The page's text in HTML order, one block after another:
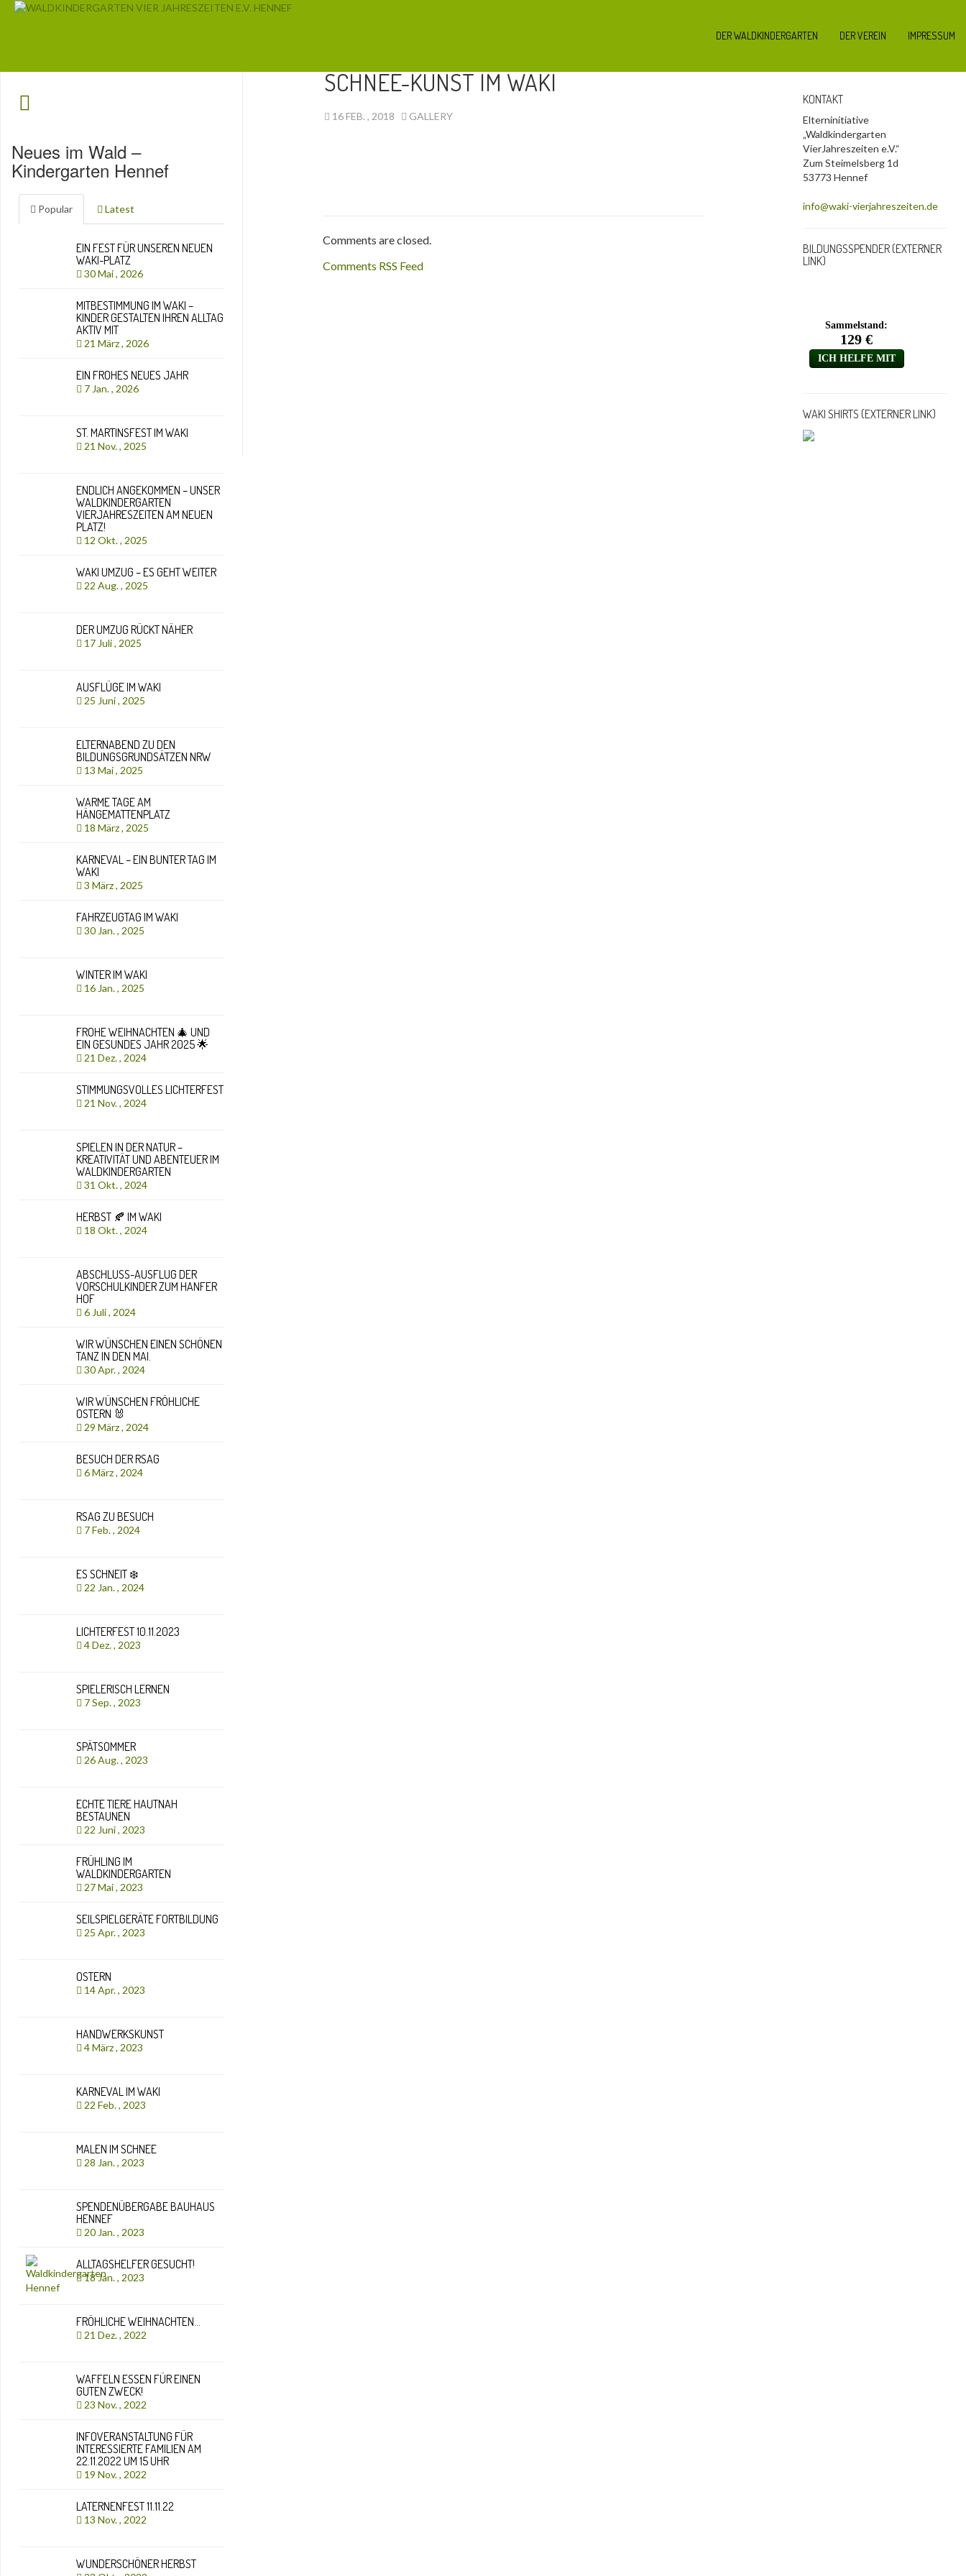
DER WALDKINDERGARTEN DER VEREIN IMPRESSUM
SCHNEE-KUNST IM WAKI
16 FEB. , 2018 GALLERY
Comments are closed.
Comments RSS Feed
KONTAKT
Elterninitiative
„Waldkindergarten
VierJahreszeiten e.V.“
Zum Steimelsberg 1d
53773 Hennef
info@waki-vierjahreszeiten.de
BILDUNGSSPENDER (EXTERNER
LINK)
WAKI SHIRTS (EXTERNER LINK)
Neues im Wald –
Kindergarten Hennef
Popular Latest
EIN FEST FÜR UNSEREN NEUEN
WAKI-PLATZ
30 Mai , 2026
MITBESTIMMUNG IM WAKI –
KINDER GESTALTEN IHREN ALLTAG
AKTIV MIT
21 März , 2026
EIN FROHES NEUES JAHR
7 Jan. , 2026
ST. MARTINSFEST IM WAKI
21 Nov. , 2025
ENDLICH ANGEKOMMEN – UNSER
WALDKINDERGARTEN
VIERJAHRESZEITEN AM NEUEN
PLATZ!
12 Okt. , 2025
WAKI UMZUG – ES GEHT WEITER
22 Aug. , 2025
DER UMZUG RÜCKT NÄHER
17 Juli , 2025
AUSFLÜGE IM WAKI
25 Juni , 2025
ELTERNABEND ZU DEN
BILDUNGSGRUNDSÄTZEN NRW
13 Mai , 2025
WARME TAGE AM
HÄNGEMATTENPLATZ
18 März , 2025
KARNEVAL – EIN BUNTER TAG IM
WAKI
3 März , 2025
FAHRZEUGTAG IM WAKI
30 Jan. , 2025
WINTER IM WAKI
16 Jan. , 2025
FROHE WEIHNACHTEN 🎄 UND
EIN GESUNDES JAHR 2025 🌟
21 Dez. , 2024
STIMMUNGSVOLLES LICHTERFEST
21 Nov. , 2024
SPIELEN IN DER NATUR –
KREATIVITÄT UND ABENTEUER IM
WALDKINDERGARTEN
31 Okt. , 2024
HERBST 🍂 IM WAKI
18 Okt. , 2024
ABSCHLUSS-AUSFLUG DER
VORSCHULKINDER ZUM HANFER
HOF
6 Juli , 2024
WIR WÜNSCHEN EINEN SCHÖNEN
TANZ IN DEN MAI.
30 Apr. , 2024
WIR WÜNSCHEN FRÖHLICHE
OSTERN 🐰
29 März , 2024
BESUCH DER RSAG
6 März , 2024
RSAG ZU BESUCH
7 Feb. , 2024
ES SCHNEIT ❄️
22 Jan. , 2024
LICHTERFEST 10.11.2023
4 Dez. , 2023
SPIELERISCH LERNEN
7 Sep. , 2023
SPÄTSOMMER
26 Aug. , 2023
ECHTE TIERE HAUTNAH
BESTAUNEN
22 Juni , 2023
FRÜHLING IM
WALDKINDERGARTEN
27 Mai , 2023
SEILSPIELGERÄTE FORTBILDUNG
25 Apr. , 2023
OSTERN
14 Apr. , 2023
HANDWERKSKUNST
4 März , 2023
KARNEVAL IM WAKI
22 Feb. , 2023
MALEN IM SCHNEE
28 Jan. , 2023
SPENDENÜBERGABE BAUHAUS
HENNEF
20 Jan. , 2023
ALLTAGSHELFER GESUCHT!
18 Jan. , 2023
FRÖHLICHE WEIHNACHTEN…
21 Dez. , 2022
WAFFELN ESSEN FÜR EINEN
GUTEN ZWECK!
23 Nov. , 2022
INFOVERANSTALTUNG FÜR
INTERESSIERTE FAMILIEN AM
22.11.2022 UM 15 UHR
19 Nov. , 2022
LATERNENFEST 11.11.22
13 Nov. , 2022
WUNDERSCHÖNER HERBST